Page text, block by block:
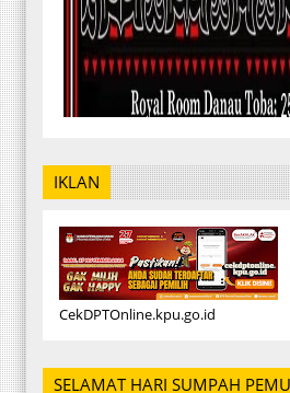
IKLAN
CekDPTOnline.kpu.go.id
SELAMAT HARI SUMPAH